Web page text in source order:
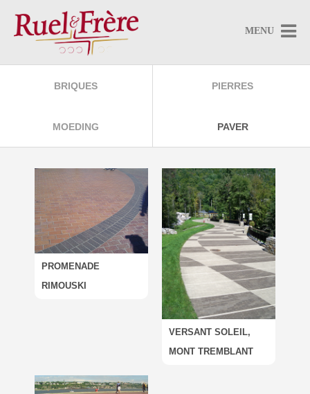
MENU 
BRIQUES PIERRES
MOEDING PAVER
PROMENADE
RIMOUSKI
VERSANT SOLEIL,
MONT TREMBLANT